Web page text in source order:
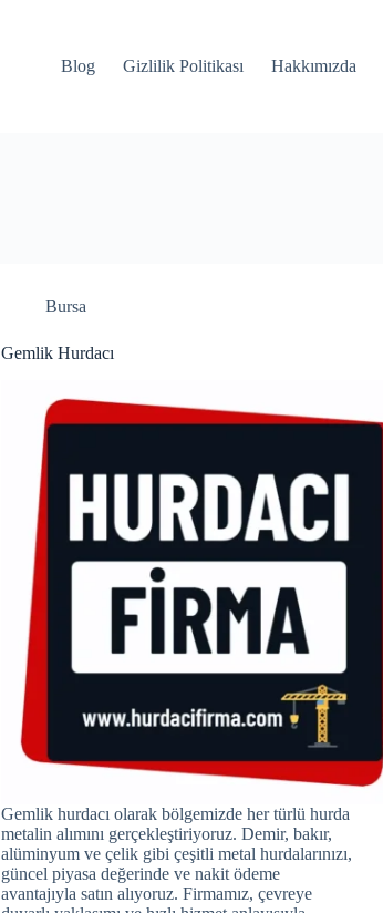
Blog Gizlilik Politikası Hakkımızda
Bursa
Gemlik Hurdacı
Gemlik hurdacı olarak bölgemizde her türlü hurda
metalin alımını gerçekleştiriyoruz. Demir, bakır,
alüminyum ve çelik gibi çeşitli metal hurdalarınızı,
güncel piyasa değerinde ve nakit ödeme
avantajıyla satın alıyoruz. Firmamız, çevreye